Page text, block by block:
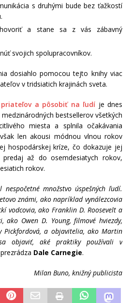
s druhými bude bez ťažkostí
a stane sa z vás zábavný
svojich spolupracovníkov.
dosiahlo pomocou tejto knihy viac
v tridsiatich krajinách sveta.
a pôsobiť na ľudí je dnes
bestsellerov všetkých
miesta a splnila očakávania
len akousi módnou vlnou rokov
hospodárskej kríze, čo dokazuje jej
až do osemdesiatych rokov,
rokov.
nespočetné množstvo úspešných ľudí.
známi, ako napríklad vynálezcovia
vodcovia, ako Franklin D. Roosevelt a
ako Owen D. Young, filmové hviezdy,
Pickfordová, a objavitelia, ako Martin
objaviť, aké praktiky používali v
prezrádza Dale Carnegie.
Milan Buno, knižný publicista